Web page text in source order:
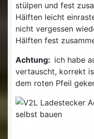
stülpen und fest
Hälften leicht
nicht vergessen
Hälften fest
Achtung: ich habe
vertauscht, korrekt
dem roten Pfeil